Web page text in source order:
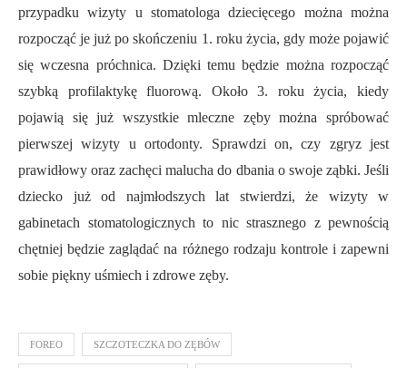
przypadku wizyty u stomatologa dziecięcego można można
rozpocząć je już po skończeniu 1. roku życia, gdy może pojawić
się wczesna próchnica. Dzięki temu będzie można rozpocząć
szybką profilaktykę fluorową. Około 3. roku życia, kiedy
pojawią się już wszystkie mleczne zęby można spróbować
pierwszej wizyty u ortodonty. Sprawdzi on, czy zgryz jest
prawidłowy oraz zachęci malucha do dbania o swoje ząbki. Jeśli
dziecko już od najmłodszych lat stwierdzi, że wizyty w
gabinetach stomatologicznych to nic strasznego z pewnością
chętniej będzie zaglądać na różnego rodzaju kontrole i zapewni
sobie piękny uśmiech i zdrowe zęby.
FOREO SZCZOTECZKA DO ZĘBÓW